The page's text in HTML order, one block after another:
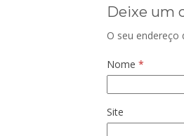
Deixe um
O seu endereço
Nome *
Site